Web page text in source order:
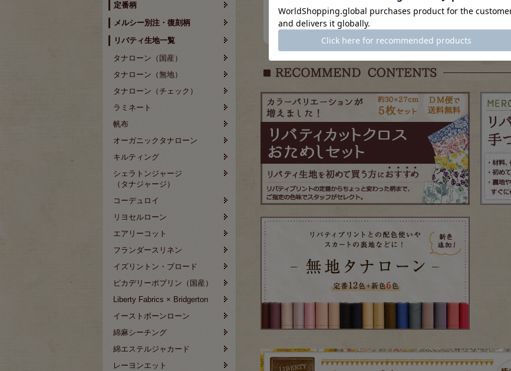
定番柄
メルシー別注・復刻柄
リバティ生地一覧
タナローン（国産）
タナローン（無地）
タナローン（チェック）
ラミネート
帆布
オーガニックタナローン
キルティング
シェラトンジャージ
（タナジャージ）
コーデュロイ
リヨセルローン
エアリーコット
フランダースリネン
イズリントン・ブロード
ピカデリーポプリン（国産）
Liberty Fabrics × Bridgerton
イーストボーンローン
綿麻シーチング
綿エステルジャカード
レーヨンエット
8385-13
販売価格 220円 (税込)
ス・フロー
ック 【
販売価格